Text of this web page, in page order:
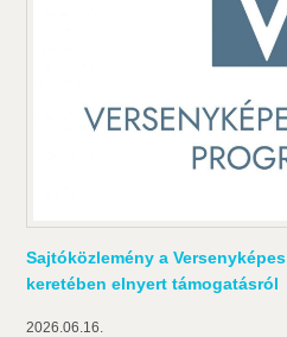
Sajtóközlemény a
keretében elnyert támogatásról
2026.06.16.